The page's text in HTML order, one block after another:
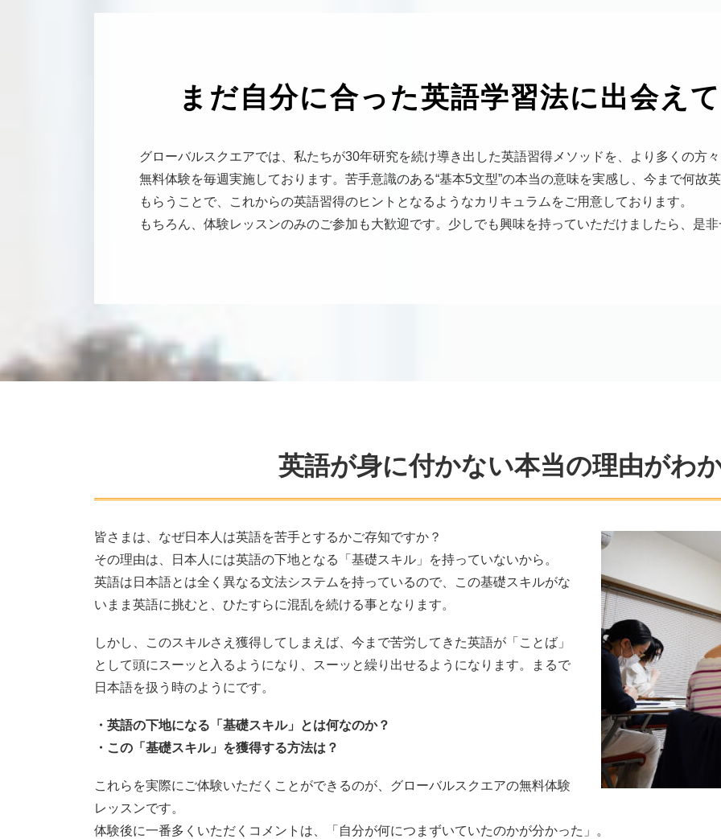
まだ自分に合った英語学習法に出会え
グローバルスクエアでは、私たちが30年研究を続け導き出した英語習得メソッドを、より多くの方
無料体験を毎週実施しております。苦手意識のある“基本5文型”の本当の意味を実感し、今まで何故
もらうことで、これからの英語習得のヒントとなるようなカリキュラムをご用意しております。
もちろん、体験レッスンのみのご参加も大歓迎です。少しでも興味を持っていただけましたら、是
英語が身に付かない本当の理由がわ
皆さまは、なぜ日本人は英語を苦手とするかご存知ですか？
その理由は、日本人には英語の下地となる「基礎スキル」を持っていないから。
英語は日本語とは全く異なる文法システムを持っているので、この基礎スキルがな
いまま英語に挑むと、ひたすらに混乱を続ける事となります。
しかし、このスキルさえ獲得してしまえば、今まで苦労してきた英語が「ことば」
として頭にスーッと入るようになり、スーッと繰り出せるようになります。まるで
日本語を扱う時のようにです。
・英語の下地になる「基礎スキル」とは何なのか？
・この「基礎スキル」を獲得する方法は？
これらを実際にご体験いただくことができるのが、グローバルスクエアの無料体験
レッスンです。
体験後に一番多くいただくコメントは、「自分が何につまずいていたのかが分かった」。